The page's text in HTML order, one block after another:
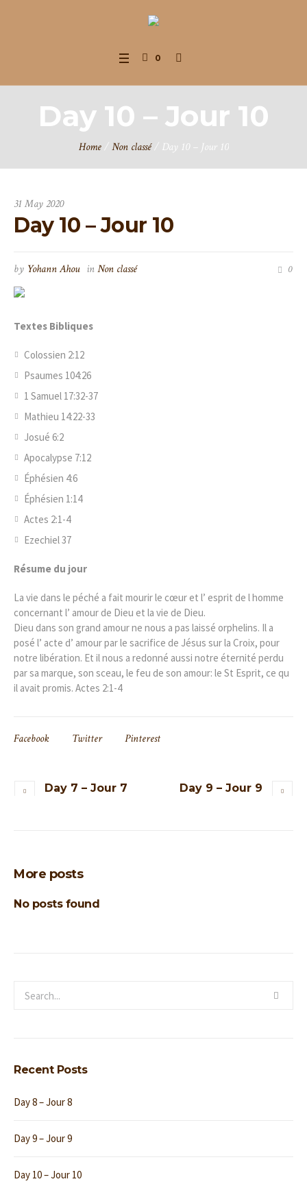
0
Day 10 – Jour 10
Home / Non classé / Day 10 – Jour 10
31 May 2020
Day 10 – Jour 10
by Yohann Ahou inNon classé 0
Textes Bibliques
Colossien 2:12
Psaumes 104:26
1 Samuel 17:32-37
Mathieu 14:22-33
Josué 6:2
Apocalypse 7:12
Éphésien 4:6
Éphésien 1:14
Actes 2:1-4
Ezechiel 37
Résume du jour
La vie dans le péché a fait mourir le cœur et l’ esprit de l homme
concernant l’ amour de Dieu et la vie de Dieu.
Dieu dans son grand amour ne nous a pas laissé orphelins. Il a
posé l’ acte d’ amour par le sacrifice de Jésus sur la Croix, pour
notre libération. Et il nous a redonné aussi notre éternité perdu
par sa marque, son sceau, le feu de son amour: le St Esprit, ce qu
il avait promis. Actes 2:1-4
Facebook Twitter Pinterest
Day 7 – Jour 7 Day 9 – Jour 9
More posts
No posts found
Recent Posts
Day 8 – Jour 8
Day 9 – Jour 9
Day 10 – Jour 10